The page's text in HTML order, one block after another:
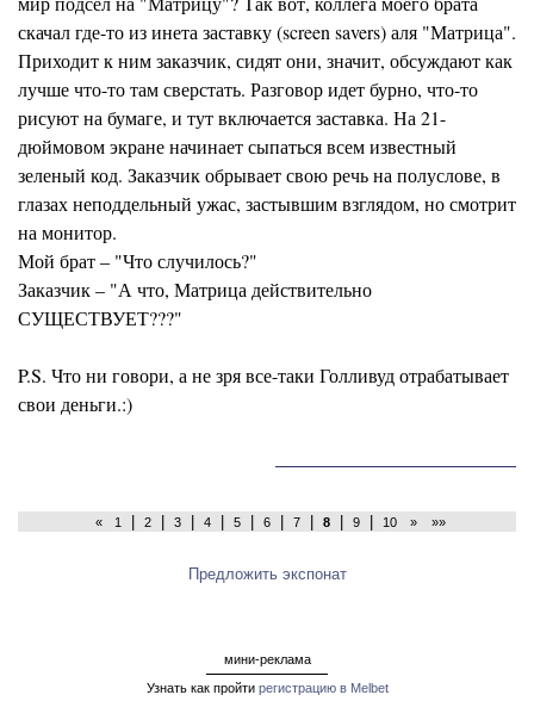
скачал где-то из инета заставку (screen savers) аля "Матрица".
Приходит к ним заказчик, сидят они, значит, обсуждают как
лучше что-то там сверстать. Разговор идет бурно, что-то
рисуют на бумаге, и тут включается заставка. На 21-
дюймовом экране начинает сыпаться всем известный
зеленый код. Заказчик обрывает свою речь на полуслове, в
глазах неподдельный ужас, застывшим взглядом, но смотрит
на монитор.
Мой брат – "Что случилось?"
Заказчик – "А что, Матрица действительно
СУЩЕСТВУЕТ???"
P.S. Что ни говори, а не зря все-таки Голливуд отрабатывает
свои деньги.:)
« 1 | 2 | 3 | 4 | 5 | 6 | 7 | 8 | 9 | 10 » »»
Предложить экспонат
мини-реклама
Узнать как пройти регистрацию в Melbet